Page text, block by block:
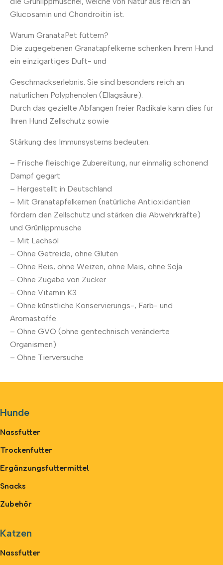
Glucosamin und Chondroitin ist.
Warum GranataPet füttern?
Die zugegebenen Granatapfelkerne schenken Ihrem Hund
ein einzigartiges Duft- und
Geschmackserlebnis. Sie sind besonders reich an
natürlichen Polyphenolen (Ellagsäure).
Durch das gezielte Abfangen freier Radikale kann dies für
Ihren Hund Zellschutz sowie
Stärkung des Immunsystems bedeuten.
– Frische fleischige Zubereitung, nur einmalig schonend
Dampf gegart
– Hergestellt in Deutschland
– Mit Granatapfelkernen (natürliche Antioxidantien
fördern den Zellschutz und stärken die Abwehrkräfte)
und Grünlippmusche
– Mit Lachsöl
– Ohne Getreide, ohne Gluten
– Ohne Reis, ohne Weizen, ohne Mais, ohne Soja
– Ohne Zugabe von Zucker
– Ohne Vitamin K3
– Ohne künstliche Konservierungs-, Farb- und
Aromastoffe
– Ohne GVO (ohne gentechnisch veränderte
Organismen)
– Ohne Tierversuche
Hunde
Nassfutter
Trockenfutter
Ergänzungsfuttermittel
Snacks
Zubehör
Katzen
Nassfutter